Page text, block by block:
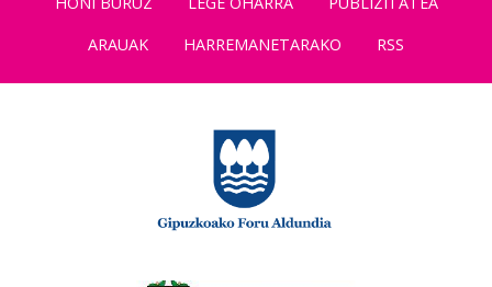
ARAUAK
HARREMANETARAKO RSS